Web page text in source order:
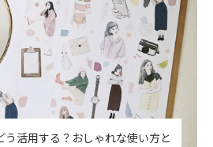
う活用する？おしゃれな使い方と